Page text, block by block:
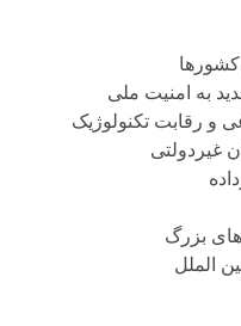
به امنیت ملی
و رقابت تکنولوژیک
غیردولتی
بزرگ
الملل